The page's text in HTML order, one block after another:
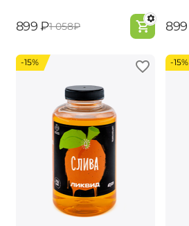
‍899‍ ₽‍1 058‍₽ ‍899‍
-15% -15%